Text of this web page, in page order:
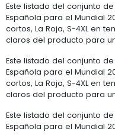
Este listado del conjunto
Española para el Mundial
cortos, La Roja, S-4XL en
claros del producto para
Este listado del conjunto
Española para el Mundial
cortos, La Roja, S-4XL en
claros del producto para
Este listado del conjunto
Española para el Mundial